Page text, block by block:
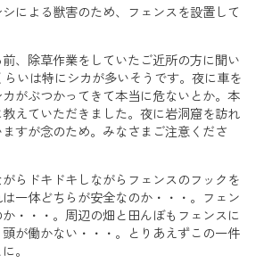
による獣害のため、フェンスを設置して
、除草作業をしていたご近所の方に聞い
いは特にシカが多いそうです。夜に車を
がぶつかってきて本当に危ないとか。本
えていただきました。夜に岩洞窟を訪れ
すが念のため。みなさまご注意くださ
らドキドキしながらフェンスのフックを
一体どちらが安全なのか・・・。フェン
・・・。周辺の畑と田んぼもフェンスに
が働かない・・・。とりあえずこの一件
。